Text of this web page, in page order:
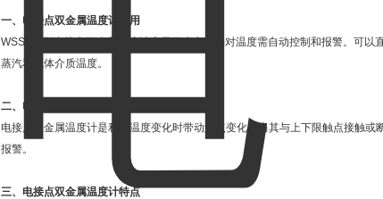
一、 电接点双金属温度计
应用
WSSX系列电接点双金属温度计应用于生产现场对温度需自动控制和报警。可
蒸汽和气体介质温度。
二、 电接点双金属温度计
电接点双金属温度计是利用温度变化时带动触点变化，当其与上下限触点接触
报警。
三、 电接点双金属温度计特点